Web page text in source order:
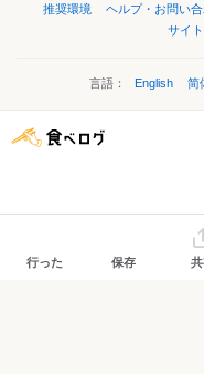
推奨環境
ヘルプ・お問い
サイ
言語： English 简
行った 保存